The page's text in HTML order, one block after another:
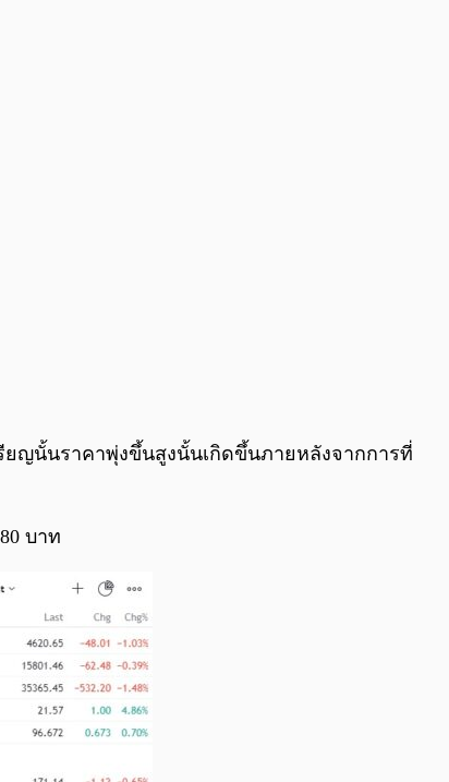
0:00/
ยญนั้นราคาพุ่งขึ้นสูงนั้นเกิดขึ้นภายหลังจากการที่
บาท